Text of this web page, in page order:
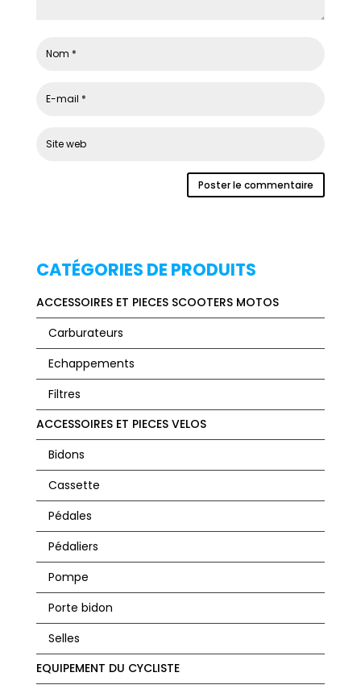
CATÉGORIES DE PRODUITS
ACCESSOIRES ET PIECES SCOOTERS MOTOS
Carburateurs
Echappements
Filtres
ACCESSOIRES ET PIECES VELOS
Bidons
Cassette
Pédales
Pédaliers
Pompe
Porte bidon
Selles
EQUIPEMENT DU CYCLISTE